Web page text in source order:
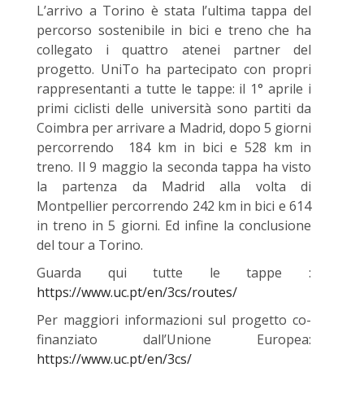
L’arrivo a Torino è stata l’ultima tappa del
percorso sostenibile in bici e treno che ha
collegato i quattro atenei partner del
progetto. UniTo ha partecipato con propri
rappresentanti a tutte le tappe: il 1° aprile i
primi ciclisti delle università sono partiti da
Coimbra per arrivare a Madrid, dopo 5 giorni
percorrendo 184 km in bici e 528 km in
treno. Il 9 maggio la seconda tappa ha visto
la partenza da Madrid alla volta di
Montpellier percorrendo 242 km in bici e 614
in treno in 5 giorni. Ed infine la conclusione
del tour a Torino.
Guarda qui tutte le tappe :
https://www.uc.pt/en/3cs/routes/
Per maggiori informazioni sul progetto co-
finanziato dall’Unione Europea:
https://www.uc.pt/en/3cs/